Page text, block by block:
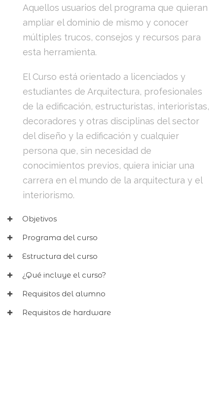
Aquellos usuarios del programa que quieran
ampliar el dominio de mismo y conocer
múltiples trucos, consejos y recursos para
esta herramienta.
El Curso está orientado a licenciados y
estudiantes de Arquitectura, profesionales
de la edificación, estructuristas, interioristas,
decoradores y otras disciplinas del sector
del diseño y la edificación y cualquier
persona que, sin necesidad de
conocimientos previos, quiera iniciar una
carrera en el mundo de la arquitectura y el
interiorismo.
Objetivos
Programa del curso
Estructura del curso
¿Qué incluye el curso?
Requisitos del alumno
Requisitos de hardware